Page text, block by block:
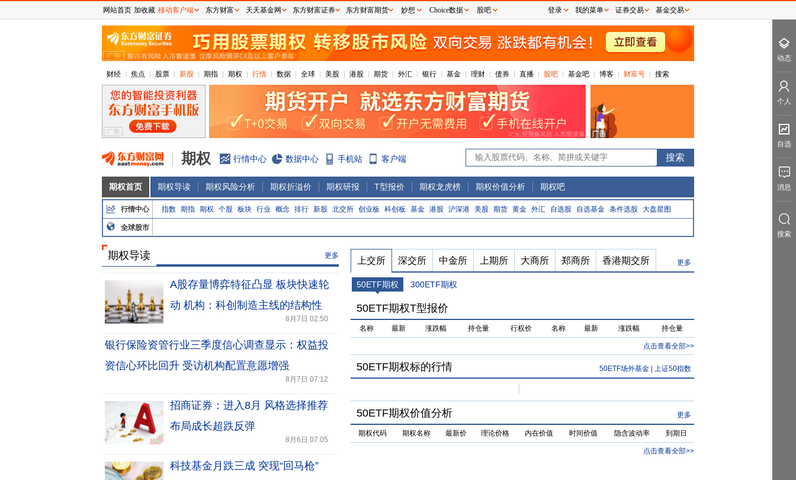
财经 焦点 股票 新股 期指 期权 行情 数据 全球 美股 港股 期货 外汇 银行 基金 理财 债券 直播 股吧 基金吧 博客 财富号 搜索
期权 行情中心 数据中心 手机站 客户端
期权首页 期权导读 期权风险分析 期权折溢价 期权研报 T型报价 期权龙虎榜 期权价值分析 期权吧
行情中心 指数 期指 期权 个股 板块 行业 概念 排行 新股 北交所 创业板 科创板 基金 港股 沪深港 美股 期货 黄金 外汇 自选股 自选基金 条件选股 大盘星图
全球股市
期权导读 更多
A股存量博弈特征凸显 板块快速轮
动 机构：科创制造主线的结构性
8月7日 02:50
银行保险资管行业三季度信心调查显示：权益投
资信心环比回升 受访机构配置意愿增强
8月7日 07:12
招商证券：进入8月 风格选择推荐
布局成长超跌反弹
8月6日 07:05
科技基金月跌三成 突现“回马枪”
上交所 深交所 中金所 上期所 大商所 郑商所 香港期交所 更多
50ETF期权 300ETF期权
50ETF期权T型报价
名称 最新 涨跌幅 持仓量 行权价 名称 最新 涨跌幅 持仓量
点击查看全部>>
50ETF期权标的行情 50ETF场外基金 上证50指数
50ETF期权价值分析 更多
期权代码 期权名称 最新价 理论价格 内在价值 时间价值 隐含波动率 到期日
点击查看全部>>
网站首页 加收藏 移动客户端 东方财富 天天基金网 东方财富证券 东方财富期货 妙想 Choice数据 股吧 登录 我的菜单 证券交易 基金交易
动态
个人
自选
消息
搜索